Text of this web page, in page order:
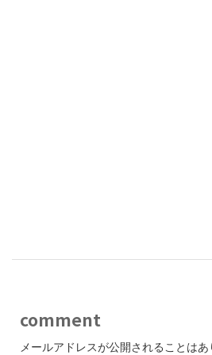
comment
メールアドレスが公開されることはあ